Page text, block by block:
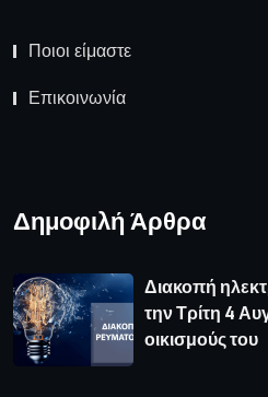
Ποιοι είμαστε
Επικοινωνία
Δημοφιλή Άρθρα
Διακοπή
την Τρίτη 4
οικισμούς του